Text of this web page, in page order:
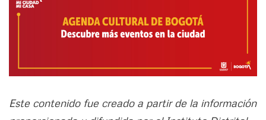
Este contenido fue creado a partir de la información